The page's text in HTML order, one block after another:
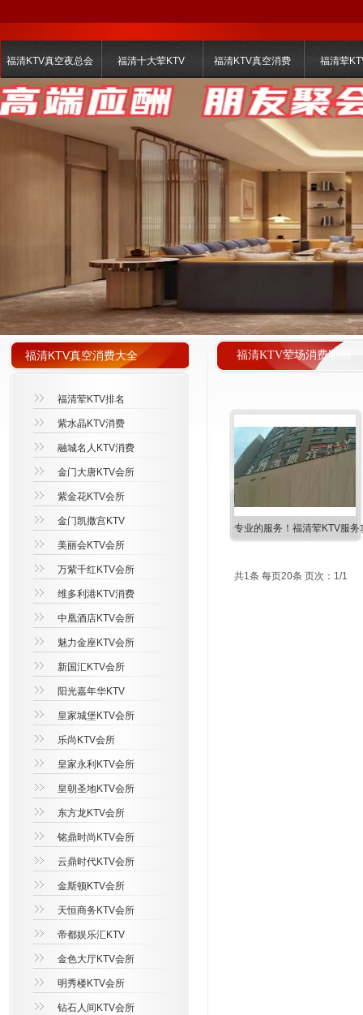
福清KTV真空夜总会 福清十大荤KTV 福清KTV真空消费 福清荤
福清KTV荤场消费明细
专业的服务！福清荤KTV服
共1条 每页20条 页次：1/1
福清KTV真空消费大全
福清荤KTV排名
紫水晶KTV消费
融城名人KTV消费
金门大唐KTV会所
紫金花KTV会所
金门凯撒宫KTV
美丽会KTV会所
万紫千红KTV会所
维多利港KTV消费
中凰酒店KTV会所
魅力金座KTV会所
新国汇KTV会所
阳光嘉年华KTV
皇家城堡KTV会所
乐尚KTV会所
皇家永利KTV会所
皇朝圣地KTV会所
东方龙KTV会所
铭鼎时尚KTV会所
云鼎时代KTV会所
金斯顿KTV会所
天恒商务KTV会所
帝都娱乐汇KTV
金色大厅KTV会所
明秀楼KTV会所
钻石人间KTV会所